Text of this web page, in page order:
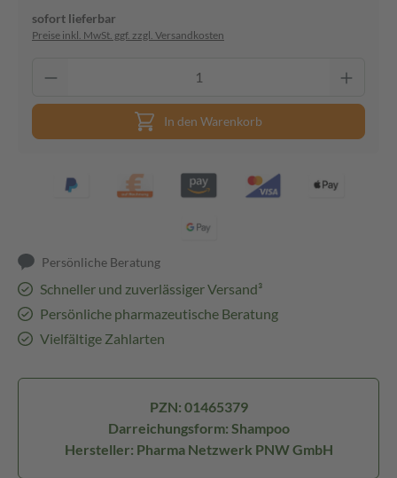
sofort lieferbar
Preise inkl. MwSt. ggf. zzgl. Versandkosten
In den Warenkorb
Persönliche Beratung
Schneller und zuverlässiger Versand³
Persönliche pharmazeutische Beratung
Vielfältige Zahlarten
PZN: 01465379
Darreichungsform: Shampoo
Hersteller: Pharma Netzwerk PNW GmbH